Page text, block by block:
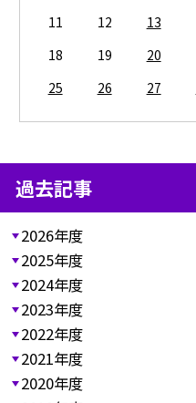
11
12 13
18
19 20
25
26 27
過去記事
2026年度
2025年度
2024年度
2023年度
2022年度
2021年度
2020年度